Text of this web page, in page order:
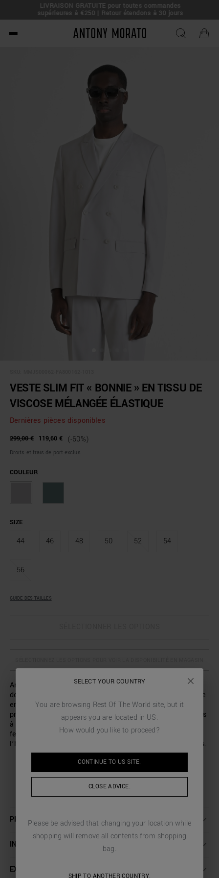
LIVRAISON GRATUITE pour toutes commandes
supérieures à €250 | Retour étendons à 30 jours
Antony Morato - Official
VESTE SLIM FIT « BONNIE » EN TISSU DE
VISCOSE MÉLANGÉE ÉLASTIQUE
Dernières pièces disponibles
299,00 € 119,60 € (-60%)
Droits et frais de port exclus
COULEUR
SIZE
44 46 48 50 52 54
56
GUIDE DES TAILLES
Antony Morato signe cette élégante veste pour homme à
double boutonnage à la coupe regular, entièrement réalisée
en tissu de lyocell et de coton mélangés tout confort. Elle
présente quatre boutons au bas des manches, deux poches
à rabat sur le devant et une petite poche côté cœur. La
fente centrale au dos complète un vêtement idéal pour
l’homme contemporain, à l’aise dans toutes les occasions.
PLUS DE DÉTAILS
INSTRUCTIONS DE LAVAGE
EXPÉDITION ET RETOURS
SELECT YOUR COUNTRY
You are browsing Rest Of The World site, but it
appears you are located in US.
How would you like to proceed?
CONTINUE TO US SITE.
CLOSE ADVICE.
Please be advised that changing your location while
shopping will remove all contents from shopping
bag.
SHIP TO ANOTHER COUNTRY.